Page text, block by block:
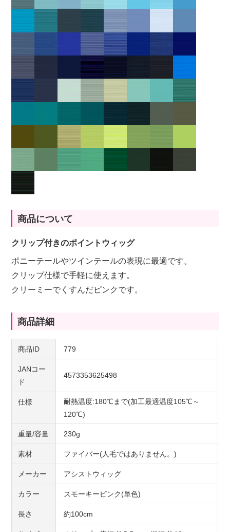
商品について
クリップ付きのポイントウィッグ
ポニーテールやツインテールの表現に最適です。
クリップ仕様で手軽に使えます。
クリーミーでくすんだピンクです。
商品詳細
商品ID 779
JANコー
ド
4573353625498
仕様
耐熱温度:180℃まで(加工最適温度105℃～
120℃)
重量/容量 230g
素材 ファイバー(人毛ではありません。)
メーカー アシストウィッグ
カラー スモーキーピンク(単色)
長さ 約100cm